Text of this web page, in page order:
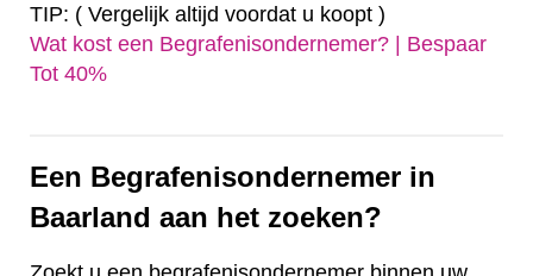
TIP: ( Vergelijk altijd voordat u koopt )
Wat kost een Begrafenisondernemer? | Bespaar
Tot 40%‎
Een Begrafenisondernemer in
Baarland aan het zoeken?